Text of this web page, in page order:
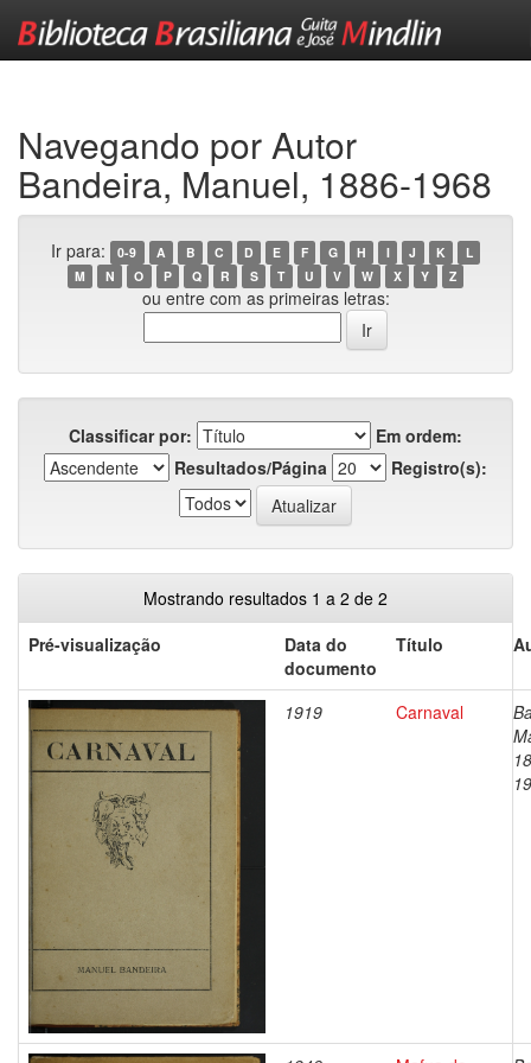
Navegando por Autor
Bandeira, Manuel, 1886-1968
Ir para: 0-9 A B C D E F G H I J K
L
M
N O P Q R S T U V W X Y Z
ou entre com as primeiras letras:
Classificar por:
Em ordem:
Resultados/Página
Registro(s):
Mostrando resultados 1 a 2 de 2
Pré-visualização
Data do
documento
Título
1919 Carnaval